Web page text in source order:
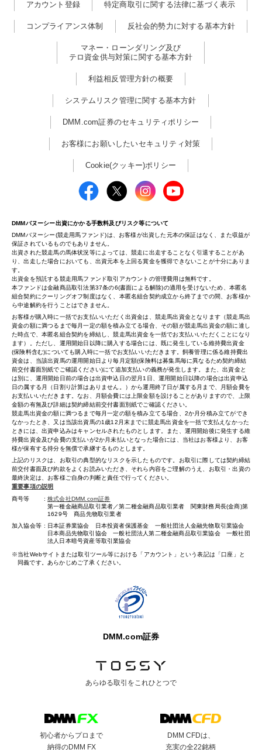
アカウント登録 特定商取引に関する法律に基づく表示
コンプライアンス体制 反社会的勢力に対する基本方針
マネー・ローンダリング及び
テロ資金供与対策に関する基本方針
利益相反管理方針の概要
システムリスク管理に関する基本方針
DMM.com証券のセキュリティポリシー
お客様にお願いしたいセキュリティ対策
Cookie(クッキー)ポリシー
DMMバヌーシー出資にかかる手数料及びリスク等について
DMMバヌーシー(競走用馬ファンド)は、お客様が出資した元本の保証はなく、また収益が
保証されているものでもありません。
出資された競走馬の馬体状況等によっては、競走に出走することなく引退することがあ
り、出走した場合においても、出資元本を上回る賞金を獲得できないことが十分にありま
す。
出資金を預託する競走用馬ファンド取引アカウントの管理費用は無料です。
本ファンドは金融商品取引法第37条の6(書面による解除)の適用を受けないため、本匿名
組合契約にクーリングオフ制度はなく、本匿名組合契約成立から終了までの間、お客様か
ら中途解約を行うことはできません。
お客様が購入時に一括でお支払いいただく出資金は、競走馬出資金となります（競走馬出
資金の額に満つるまで毎月一定の額を積み立てる場合、その額が競走馬出資金の額に達し
た時点で、本匿名組合契約を締結し、競走馬出資金を一括でお支払いいただくことになり
ます）。ただし、運用開始日以降に購入する場合には、既に発生している維持費出資金
(保険料含む)についても購入時に一括でお支払いいただきます。飼養管理に係る維持費出
資金は、当該出資馬の運用開始日より毎月定額(保険料は募集馬毎に異なるため契約締結
前交付書面別紙でご確認ください)にて追加支払いの義務が発生します。また、出資金と
は別に、運用開始日前の場合は出資申込日の翌月1日、運用開始日以降の場合は出資申込
日の属する月（日割り計算はありません。）から運用終了日が属する月まで、月額会費を
お支払いいただきます。なお、月額会費には上限金額を設けることがありますので、上限
金額の有無及び詳細は契約締結前交付書面別紙でご確認ください。
競走馬出資金の額に満つるまで毎月一定の額を積み立てる場合、2か月分積み立てができ
なかったとき、又は当該出資馬の1歳12月末までに競走馬出資金を一括で支払えなかった
ときには、出資申込みはキャンセルされたものとします。また、運用開始後に発生する維
持費出資金及び会費の支払いが2か月未払いとなった場合には、当社はお客様より、お客
様が保有する持分を無償で承継するものとします。
上記のリスクは、お取引の典型的なリスクを示したものです。お取引に際しては契約締結
前交付書面及び約款をよくお読みいただき、それら内容をご理解のうえ、お取引・出資の
最終決定は、お客様ご自身の判断と責任で行ってください。
重要事項の説明
商号等
株式会社DMM.com証券
第一種金融商品取引業者／第二種金融商品取引業者 関東財務局長(金商)第
1629号 商品先物取引業者
加入協会等
日本証券業協会 日本投資者保護基金 一般社団法人金融先物取引業協会
日本商品先物取引協会 一般社団法人第二種金融商品取引業協会 一般社団
法人日本暗号資産等取引業協会
当社Webサイトまたは取引ツール等における「アカウント」という表記は「口座」と
同義です。あらかじめご了承ください。
DMM.com証券
あらゆる取引をこれひとつで
初心者からプロまで
納得のDMM FX
DMM CFDは、
充実の全22銘柄